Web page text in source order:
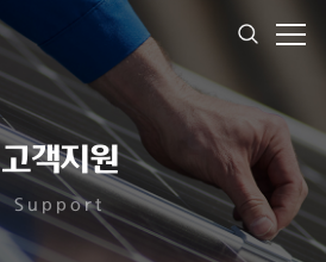
고객지원
Support